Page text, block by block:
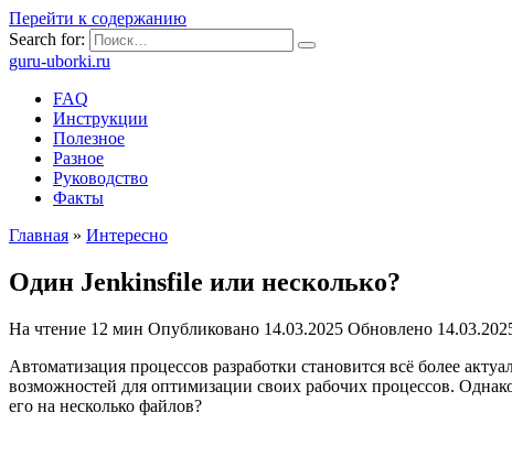
Перейти к содержанию
Search for:
guru-uborki.ru
FAQ
Инструкции
Полезное
Разное
Руководство
Факты
Главная » Интересно
Один Jenkinsfile или несколько?
На чтение 12 мин Опубликовано 14.03.2025 Обновлено
Автоматизация процессов разработки становится всё более
возможностей для оптимизации своих рабочих процессов.
его на несколько файлов?